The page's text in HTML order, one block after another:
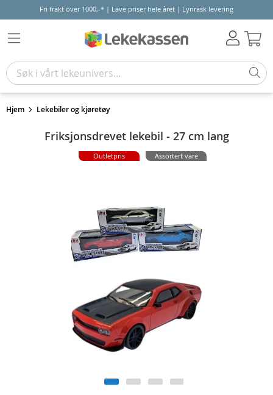
Fri frakt over 1000,-* | Lave priser hele året | Lynrask levering
Hjem Lekebiler og kjøretøy
Friksjonsdrevet lekebil - 27 cm lang
Outletpris Assortert vare